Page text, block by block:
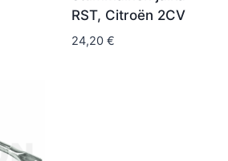
RST, Citroën 2CV
24,20 €